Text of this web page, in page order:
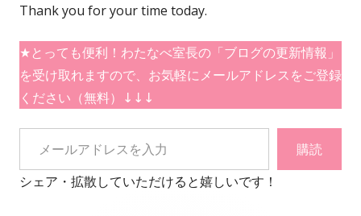
Thank you for your time today.
★とっても便利！わたなべ室長の「ブログの更新情報」
を受け取れますので、お気軽にメールアドレスをご登録
ください（無料）↓↓↓
メールアドレスを入力
購読
シェア・拡散していただけると嬉しいです！